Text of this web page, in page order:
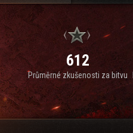
612
Průměrné zkušenosti za bitvu